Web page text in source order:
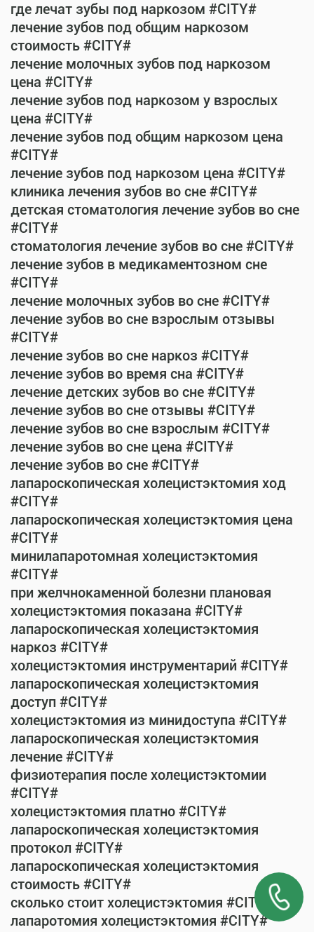
где лечат зубы под наркозом #CITY#
лечение зубов под общим наркозом
стоимость #CITY#
лечение молочных зубов под наркозом
цена #CITY#
лечение зубов под наркозом у взрослых
цена #CITY#
лечение зубов под общим наркозом цена
#CITY#
лечение зубов под наркозом цена #CITY#
клиника лечения зубов во сне #CITY#
детская стоматология лечение зубов во сне
#CITY#
стоматология лечение зубов во сне #CITY#
лечение зубов в медикаментозном сне
#CITY#
лечение молочных зубов во сне #CITY#
лечение зубов во сне взрослым отзывы
#CITY#
лечение зубов во сне наркоз #CITY#
лечение зубов во время сна #CITY#
лечение детских зубов во сне #CITY#
лечение зубов во сне отзывы #CITY#
лечение зубов во сне взрослым #CITY#
лечение зубов во сне цена #CITY#
лечение зубов во сне #CITY#
лапароскопическая холецистэктомия ход
#CITY#
лапароскопическая холецистэктомия цена
#CITY#
минилапаротомная холецистэктомия
#CITY#
при желчнокаменной болезни плановая
холецистэктомия показана #CITY#
лапароскопическая холецистэктомия
наркоз #CITY#
холецистэктомия инструментарий #CITY#
лапароскопическая холецистэктомия
доступ #CITY#
холецистэктомия из минидоступа #CITY#
лапароскопическая холецистэктомия
лечение #CITY#
физиотерапия после холецистэктомии
#CITY#
холецистэктомия платно #CITY#
лапароскопическая холецистэктомия
протокол #CITY#
лапароскопическая холецистэктомия
стоимость #CITY#
сколько стоит холецистэктомия #CITY#
лапаротомия холецистэктомия #CITY#